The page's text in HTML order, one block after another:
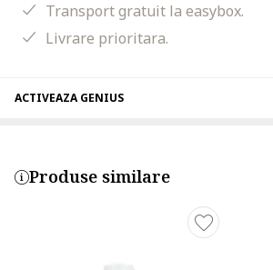
Transport gratuit la easybox.
Livrare prioritara.
ACTIVEAZA GENIUS
Produse similare